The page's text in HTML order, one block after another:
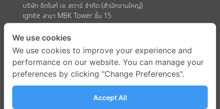
บริษัท อิกไนท์ เอ สตาร์ จำกัด (สำนักงานใหญ่)
ignite สาขา MBK Tower ชั้น 15
ถนนพญาไท แขวงวังใหม่ เขตปทุมวัน กรุงเทพมหานคร 10330
We use cookies
We use cookies to improve your experience and
performance on our website. You can manage your
preferences by clicking "Change Preferences".
Accept All